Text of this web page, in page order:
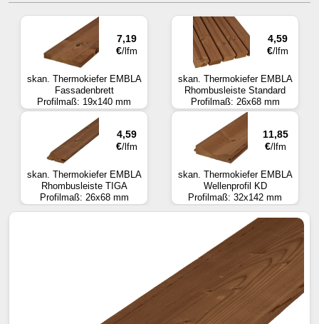
7,19
€/lfm
skan. Thermokiefer EMBLA
Fassadenbrett
Profilmaß: 19x140 mm
4,59
€/lfm
skan. Thermokiefer EMBLA
Rhombusleiste Standard
Profilmaß: 26x68 mm
4,59
€/lfm
skan. Thermokiefer EMBLA
Rhombusleiste TIGA
Profilmaß: 26x68 mm
11,85
€/lfm
skan. Thermokiefer EMBLA
Wellenprofil KD
Profilmaß: 32x142 mm